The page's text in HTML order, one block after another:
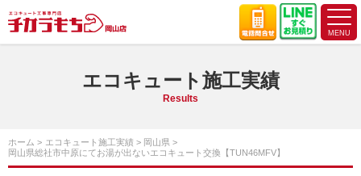
エコキュート施工実績
Results
ホーム エコキュート施工実績
岡山県
岡山県総社市中原にてお湯が出ないエコキュート交換【TUN46MFV】